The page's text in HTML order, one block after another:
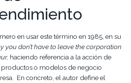
en usar este término en 1985, en su
you don’t have to leave the corporation
haciendo referencia a la acción de
productos o modelos de negocio
En concreto, el autor define el